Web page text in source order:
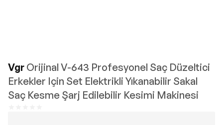
Vgr Orijinal V-643 Profesyonel Saç Düzeltici
Erkekler Için Set Elektrikli Yıkanabilir Sakal
Saç Kesme Şarj Edilebilir Kesimi Makinesi